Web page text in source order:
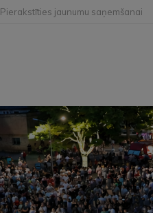
Pierakstīties jaunumu saņemšanai